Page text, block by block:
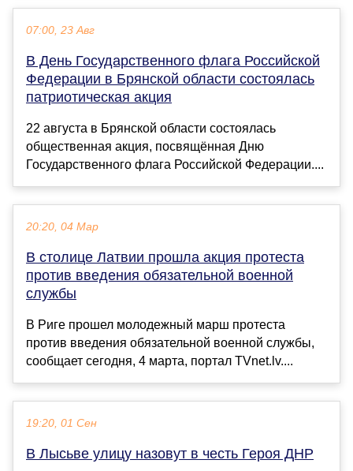
07:00, 23 Авг
В День Государственного флага Российской
Федерации в Брянской области состоялась
патриотическая акция
22 августа в Брянской области состоялась
общественная акция, посвящённая Дню
Государственного флага Российской Федерации....
20:20, 04 Мар
В столице Латвии прошла акция протеста
против введения обязательной военной
службы
В Риге прошел молодежный марш протеста
против введения обязательной военной службы,
сообщает сегодня, 4 марта, портал TVnet.lv....
19:20, 01 Сен
В Лысьве улицу назовут в честь Героя ДНР